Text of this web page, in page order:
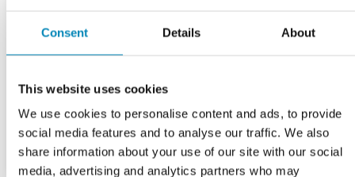
Consent Details About
This website uses cookies
We use cookies to personalise content and ads, to provide
social media features and to analyse our traffic. We also
share information about your use of our site with our social
media, advertising and analytics partners who may